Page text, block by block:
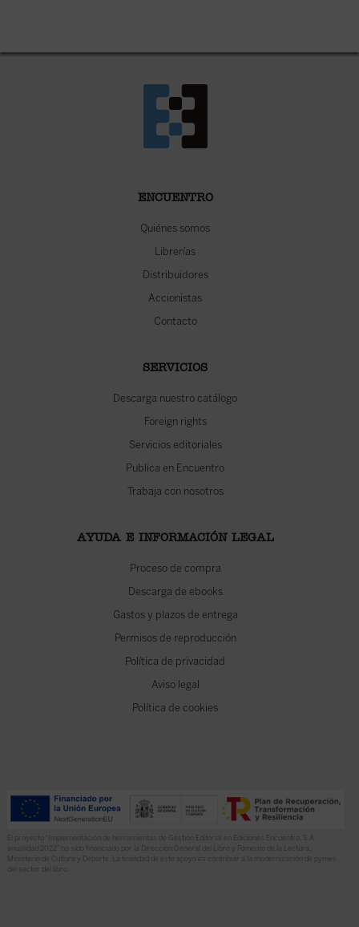
ENCUENTRO
Quiénes somos
Librerías
Distribuidores
Accionistas
Contacto
SERVICIOS
Descarga nuestro catálogo
Foreign rights
Servicios editoriales
Publica en Encuentro
Trabaja con nosotros
AYUDA E INFORMACIÓN LEGAL
Proceso de compra
Descarga de ebooks
Gastos y plazos de entrega
Permisos de reproducción
Política de privacidad
Aviso legal
Política de cookies
El proyecto “Implementación de herramientas de Gestión Editorial en Ediciones Encuentro, S.A.
anualidad 2022” ha sido financiado por la Dirección General del Libro y Fomento de la Lectura,
Ministerio de Cultura y Deporte. La finalidad de este apoyo es contribuir a la modernización de pymes
del sector del libro.